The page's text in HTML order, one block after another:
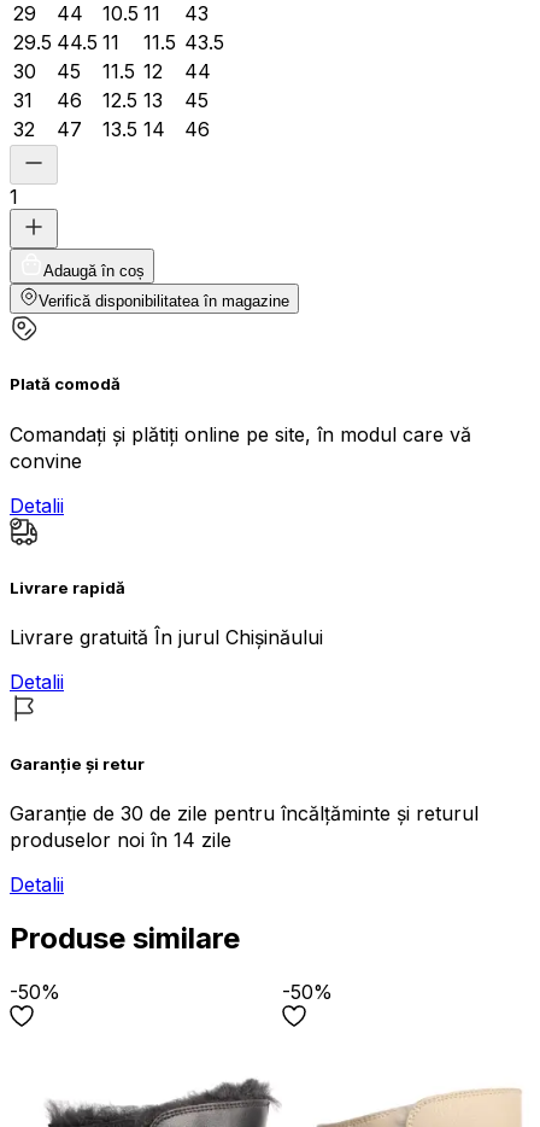
29
44 10.5 11
43
29.5 44.5 11 11.5 43.5
30
45 11.5 12
44
31
46 12.5 13
45
32
47 13.5 14 46
1
Adaugă în coș
Verifică disponibilitatea în magazine
Plată comodă
Comandați și plătiți online pe site, în modul care vă
convine
Detalii
Livrare rapidă
Livrare gratuită În jurul Chișinăului
Detalii
Garanție și retur
Garanție de 30 de zile pentru încălțăminte și returul
produselor noi în 14 zile
Detalii
Produse similare
-50% -50%